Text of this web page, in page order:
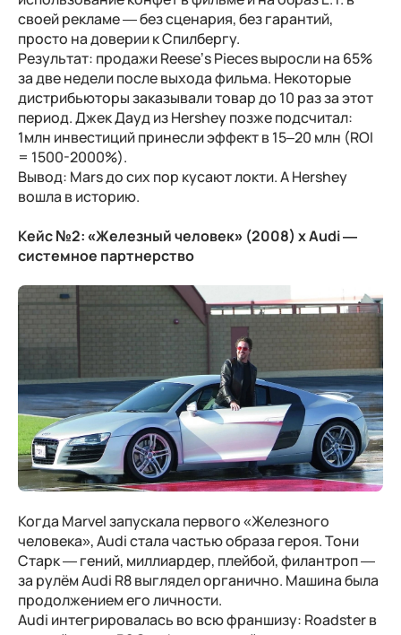
своей рекламе — без сценария, без гарантий,
просто на доверии к Спилбергу.
Результат: продажи Reese’s Pieces выросли на 65%
за две недели после выхода фильма. Некоторые
дистрибьюторы заказывали товар до 10 раз за этот
период. Джек Дауд из Hershey позже подсчитал:
1млн инвестиций принесли эффект в 15–20 млн (ROI
= 1500-2000%).
Вывод: Mars до сих пор кусают локти. А Hershey
вошла в историю.
Кейс №2:«Железный человек» (2008) x Audi —
системное партнерство
Когда Marvel запускала первого «Железного
человека», Audi стала частью образа героя. Тони
Старк — гений, миллиардер, плейбой, филантроп —
за рулём Audi R8 выглядел органично. Машина была
продолжением его личности.
Audi интегрировалась во всю франшизу: Roadster в